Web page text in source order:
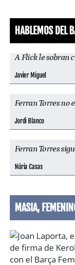
HABLEMOS DEL
A Flick le sobran
Javier Miguel
Ferran Torres no
Jordi Blanco
Ferran Torres
Núria Casas
MASIA,